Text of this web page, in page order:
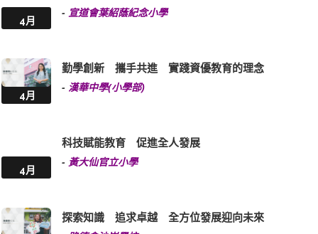
4月
- 宣道會葉紹蔭紀念小學
4月
勤學創新 攜手共進 實踐資優教育的理念
- 漢華中學(小學部)
4月
科技賦能教育 促進全人發展
- 黃大仙官立小學
探索知識 追求卓越 全方位發展迎向未來